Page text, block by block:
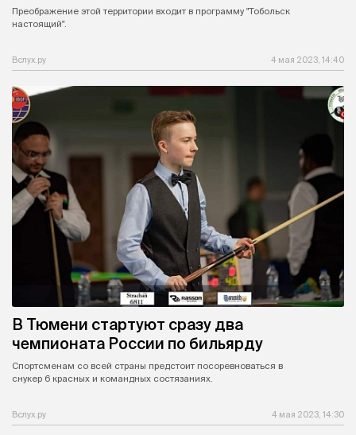
Преображение этой территории входит в программу "Тобольск
настоящий".
Вслух.ру 4 мая 2023, 14:40
В Тюмени стартуют сразу два
чемпионата России по бильярду
Спортсменам со всей страны предстоит посоревноваться в
снукер 6 красных и командных состязаниях.
Вслух.ру 4 мая 2023, 14:30